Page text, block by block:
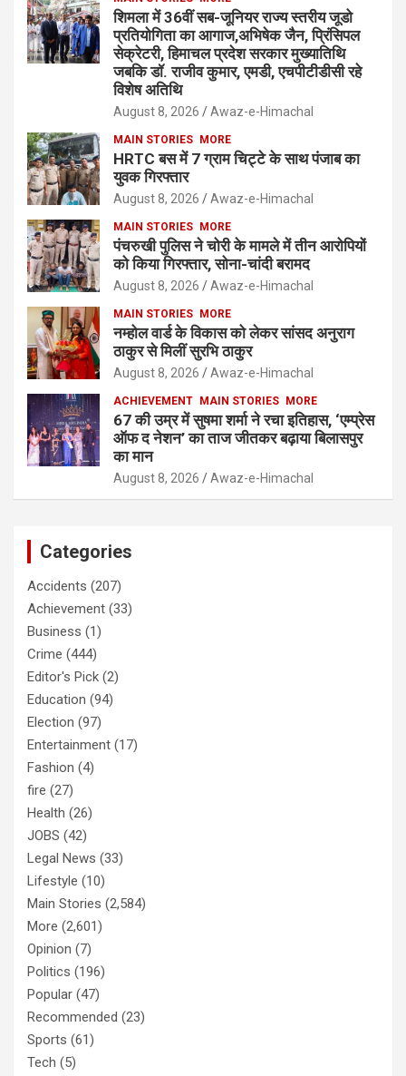
शिमला में 36वीं सब-जूनियर राज्य स्तरीय जूडो
प्रतियोगिता का आगाज,अभिषेक जैन, प्रिंसिपल
सेक्रेटरी, हिमाचल प्रदेश सरकार मुख्यातिथि
जबकि डॉ. राजीव कुमार, एमडी, एचपीटीडीसी रहे
विशेष अतिथि
August 8, 2026 Awaz-e-Himachal
MAIN STORIES MORE
HRTC बस में 7 ग्राम चिट्टे के साथ पंजाब का
युवक गिरफ्तार
August 8, 2026 Awaz-e-Himachal
MAIN STORIES MORE
पंचरुखी पुलिस ने चोरी के मामले में तीन आरोपियों
को किया गिरफ्तार, सोना-चांदी बरामद
August 8, 2026 Awaz-e-Himachal
MAIN STORIES MORE
नम्होल वार्ड के विकास को लेकर सांसद अनुराग
ठाकुर से मिलीं सुरभि ठाकुर
August 8, 2026 Awaz-e-Himachal
ACHIEVEMENT MAIN STORIES MORE
67 की उम्र में सुषमा शर्मा ने रचा इतिहास, ‘एम्प्रेस
ऑफ द नेशन’ का ताज जीतकर बढ़ाया बिलासपुर
का मान
August 8, 2026 Awaz-e-Himachal
Categories
Accidents (207)
Achievement (33)
Business (1)
Crime (444)
Editor's Pick (2)
Education (94)
Election (97)
Entertainment (17)
Fashion (4)
fire (27)
Health (26)
JOBS (42)
Legal News (33)
Lifestyle (10)
Main Stories (2,584)
More (2,601)
Opinion (7)
Politics (196)
Popular (47)
Recommended (23)
Sports (61)
Tech (5)